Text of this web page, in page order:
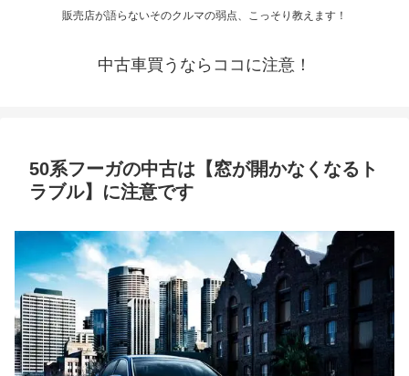
販売店が語らないそのクルマの弱点、こっそり教えます！
中古車買うならココに注意！
50系フーガの中古は【窓が開かなくなるト
ラブル】に注意です